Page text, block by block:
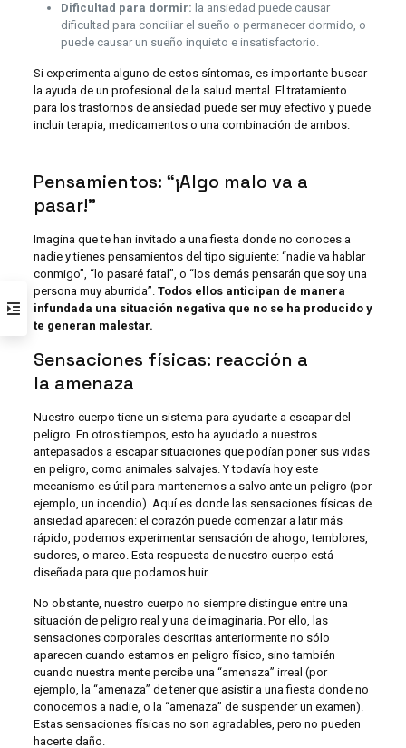
Dificultad para dormir: la ansiedad puede causar
dificultad para conciliar el sueño o permanecer dormido, o
puede causar un sueño inquieto e insatisfactorio.
Si experimenta alguno de estos síntomas, es importante buscar
la ayuda de un profesional de la salud mental. El tratamiento
para los trastornos de ansiedad puede ser muy efectivo y puede
incluir terapia, medicamentos o una combinación de ambos.
Pensamientos: “¡Algo malo va a
pasar!”
Imagina que te han invitado a una fiesta donde no conoces a
nadie y tienes pensamientos del tipo siguiente: “nadie va hablar
conmigo”, “lo pasaré fatal”, o “los demás pensarán que soy una
persona muy aburrida”. Todos ellos anticipan de manera
infundada una situación negativa que no se ha producido y
te generan malestar.
Sensaciones físicas: reacción a
la amenaza
Nuestro cuerpo tiene un sistema para ayudarte a escapar del
peligro. En otros tiempos, esto ha ayudado a nuestros
antepasados a escapar situaciones que podían poner sus vidas
en peligro, como animales salvajes. Y todavía hoy este
mecanismo es útil para mantenernos a salvo ante un peligro (por
ejemplo, un incendio). Aquí es donde las sensaciones físicas de
ansiedad aparecen: el corazón puede comenzar a latir más
rápido, podemos experimentar sensación de ahogo, temblores,
sudores, o mareo. Esta respuesta de nuestro cuerpo está
diseñada para que podamos huir.
No obstante, nuestro cuerpo no siempre distingue entre una
situación de peligro real y una de imaginaria. Por ello, las
sensaciones corporales descritas anteriormente no sólo
aparecen cuando estamos en peligro físico, sino también
cuando nuestra mente percibe una “amenaza” irreal (por
ejemplo, la “amenaza” de tener que asistir a una fiesta donde no
conocemos a nadie, o la “amenaza” de suspender un examen).
Estas sensaciones físicas no son agradables, pero no pueden
hacerte daño.